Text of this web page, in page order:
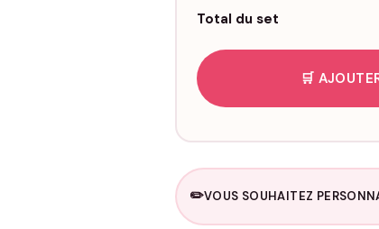
Total du set
🛒
✏️VOUS SOUHAITEZ